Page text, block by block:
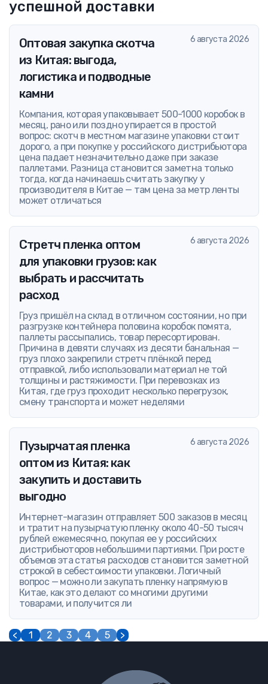
успешной доставки
Оптовая закупка скотча
из Китая: выгода,
логистика и подводные
камни
6 августа 2026
Компания, которая упаковывает 500-1000 коробок в
месяц, рано или поздно упирается в простой
вопрос: скотч в местном магазине упаковки стоит
дорого, а при покупке у российского дистрибьютора
цена падает незначительно даже при заказе
паллетами. Разница становится заметна только
тогда, когда начинаешь считать закупку у
производителя в Китае — там цена за метр ленты
может отличаться
Стретч пленка оптом
для упаковки грузов: как
выбрать и рассчитать
расход
6 августа 2026
Груз пришёл на склад в отличном состоянии, но при
разгрузке контейнера половина коробок помята,
паллеты рассыпались, товар пересортирован.
Причина в девяти случаях из десяти банальная —
груз плохо закрепили стретч плёнкой перед
отправкой, либо использовали материал не той
толщины и растяжимости. При перевозках из
Китая, где груз проходит несколько перегрузок,
смену транспорта и может неделями
Пузырчатая пленка
оптом из Китая: как
закупить и доставить
выгодно
6 августа 2026
Интернет-магазин отправляет 500 заказов в месяц
и тратит на пузырчатую пленку около 40-50 тысяч
рублей ежемесячно, покупая ее у российских
дистрибьюторов небольшими партиями. При росте
объемов эта статья расходов становится заметной
строкой в себестоимости упаковки. Логичный
вопрос — можно ли закупать пленку напрямую в
Китае, как это делают со многими другими
товарами, и получится ли
< 1 2 3 4 5 >